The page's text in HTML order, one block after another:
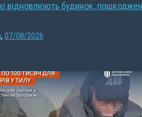
відновлюють будинок,
, 07/08/2026